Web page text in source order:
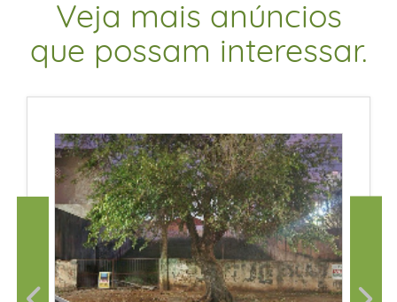
Veja mais anúncios
que possam interessar.